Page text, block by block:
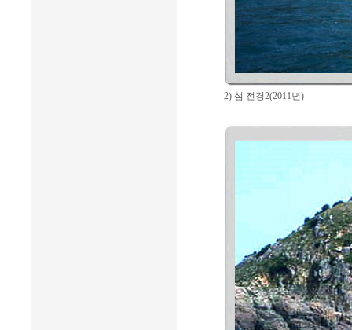
2) 섬 전경2(2011년)